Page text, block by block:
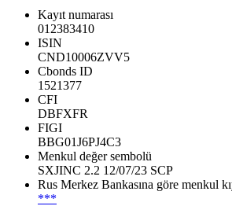
Kayıt numarası
012383410
ISIN
CND10006ZVV5
Cbonds ID
1521377
CFI
DBFXFR
FIGI
BBG01J6PJ4C3
Menkul değer sembolü
SXJINC 2.2 12/07/23 SCP
Rus Merkez Bankasına göre menkul
***